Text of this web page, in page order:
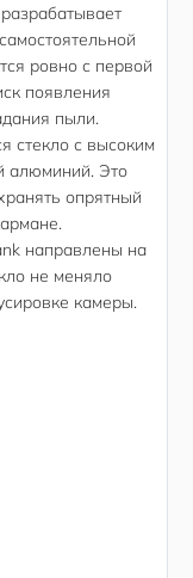
ровно с первой
появления
пыли.
стекло с высоким
алюминий. Это
опрятный
направлены на
не меняло
камеры.